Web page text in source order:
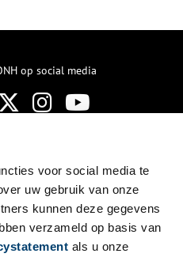
voor social media te
uw gebruik van onze
kunnen deze gegevens
verzameld op basis van
als u onze
op social media